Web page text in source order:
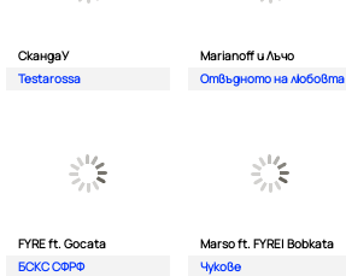
СкандаУ
Testarossa
Marianoff и Лъчо
Отвъдното на любовта
FYRE ft. Gocata
БСКС СФРФ
Marso ft. FYRE| Bobkata
Чукове